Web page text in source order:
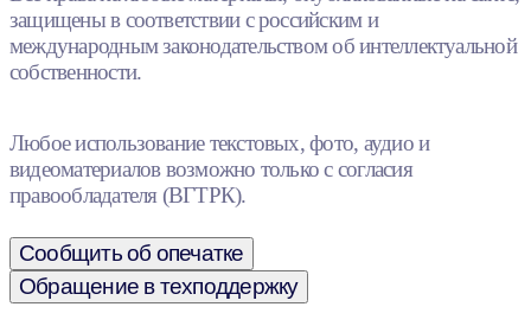
защищены в соответствии с российским и
международным законодательством об интеллектуальной
собственности.
Любое использование текстовых, фото, аудио и
видеоматериалов возможно только с согласия
правообладателя (ВГТРК).
Сообщить об опечатке
Обращение в техподдержку